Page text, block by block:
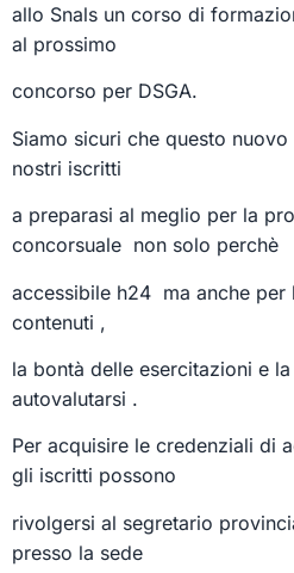
allo Snals un corso di
al prossimo
concorso per DSGA.
Siamo sicuri che questo
nostri iscritti
a preparasi al meglio per la
concorsuale non solo perchè
accessibile h24 ma anche per
contenuti ,
la bontà delle esercitazioni e
autovalutarsi .
Per acquisire le credenziali di
gli iscritti possono
rivolgersi al segretario
presso la sede